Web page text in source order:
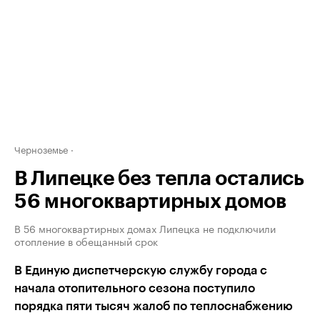
Черноземье
В Липецке без тепла остались
56 многоквартирных домов
В 56 многоквартирных домах Липецка не подключили
отопление в обещанный срок
В Единую диспетчерскую службу города с
начала отопительного сезона поступило
порядка пяти тысяч жалоб по теплоснабжению